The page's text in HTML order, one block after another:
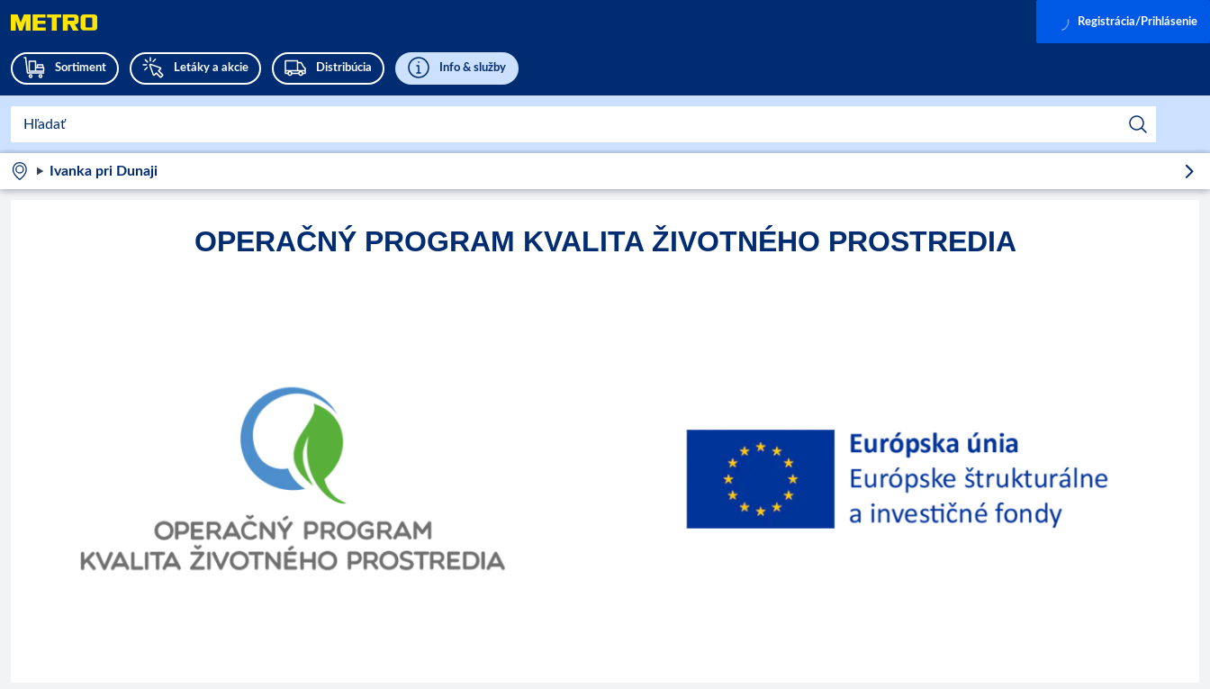
Sortiment Letáky a akcie Distribúcia Info & služby
Registrácia/Prihlásenie
Ivanka pri Dunaji
OPERAČNÝ PROGRAM KVALITA ŽIVOTNÉHO PROSTREDIA